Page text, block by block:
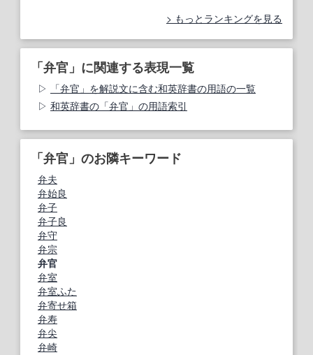
もっとランキングを見る
「弁官」に関連する表現一覧
「弁官」を解説文に含む和英辞書の用語の一覧
和英辞書の「弁官」の用語索引
「弁官」のお隣キーワード
弁夫
弁始良
弁子
弁子良
弁守
弁宗
弁官
弁室
弁室ふた
弁寄せ箱
弁寿
弁尖
弁崎